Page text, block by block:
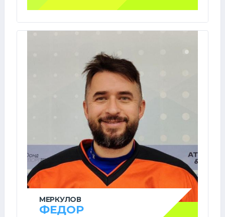
МЕРКУЛОВ
ФЕДОР